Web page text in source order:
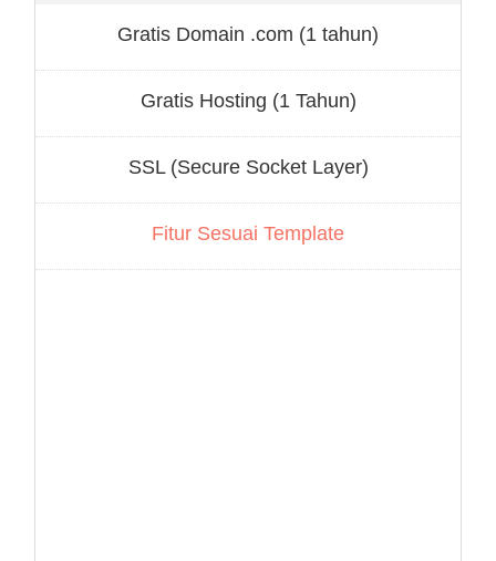
Gratis Domain .com (1 tahun)
Gratis Hosting (1 Tahun)
SSL (Secure Socket Layer)
Fitur Sesuai Template